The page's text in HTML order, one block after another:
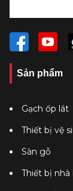
Sản phẩm
Gạch ốp lát
Thiết bị vệ
Sàn gỗ
Thiết bị nhà